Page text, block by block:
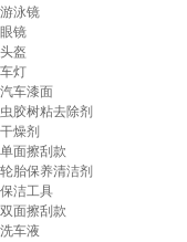
游泳镜
眼镜
头盔
车灯
汽车漆面
虫胶树粘去除剂
干燥剂
单面擦刮款
轮胎保养清洁剂
保洁工具
双面擦刮款
洗车液